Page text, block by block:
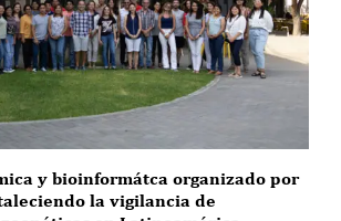
y bioinformátca organizado por
la vigilancia de